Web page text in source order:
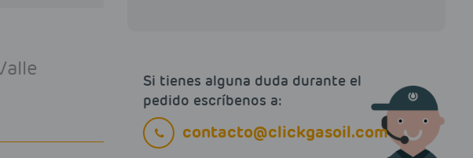
Si tienes alguna duda durante el
pedido escríbenos a:
contacto@clickgasoil.com